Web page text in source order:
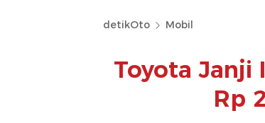
detikOto Mobil
Toyota Janji
Rp